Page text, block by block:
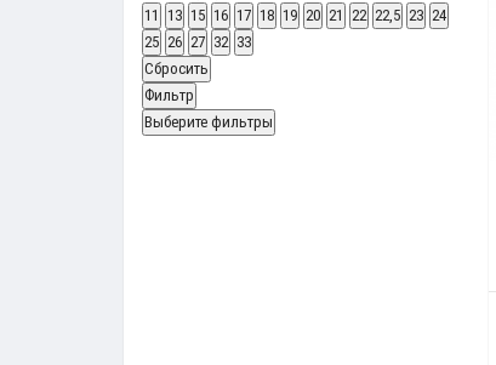
11 13 15 16 17 18 19 20 21 22 22,5 23 24
25 26 27 32 33
Сбросить
Фильтр
Выберите фильтры